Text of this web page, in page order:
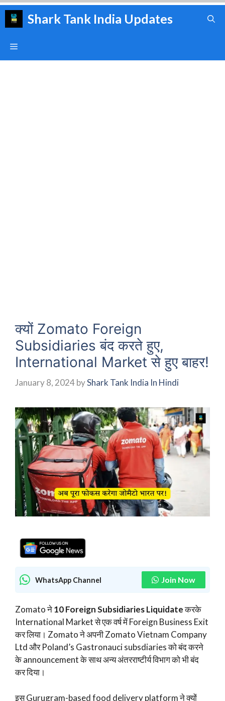
Skip
Shark Tank India Updates
Menu
क्यों Zomato Foreign
Subsidiaries बंद करते हुए,
International Market से हुए बाहर!
January 8, 2024byShark Tank India In Hindi
WhatsApp Channel Join Now
Zomato ने10 Foreign Subsidiaries Liquidateकरके
International Market से एक वर्ष में Foreign Business Exit
कर लिया। Zomato ने अपनी Zomato Vietnam Company
Ltd और Poland’s Gastronauci subsdiaries को बंद करने
के announcement के साथ अन्य अंतरराष्टीर्य विभाग को भी बंद
कर दिया।
इस Gurugram-based food delivery platform ने क्यों